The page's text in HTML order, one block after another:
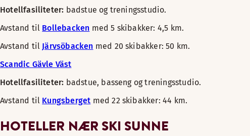
Hotellfasiliteter: badstue og treningsstudio.
Avstand til Bollebacken med 5 skibakker: 4,5 km.
Avstand til Järvsöbacken med 20 skibakker: 50 km.
Scandic Gävle Väst
Hotellfasiliteter: badstue, basseng og treningsstudio.
Avstand til Kungsberget med 22 skibakker: 44 km.
HOTELLER NÆR SKI SUNNE